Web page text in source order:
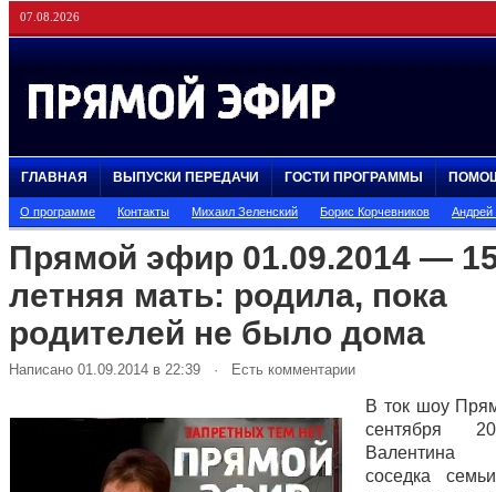
07.08.2026
ГЛАВНАЯ ВЫПУСКИ ПЕРЕДАЧИ ГОСТИ ПРОГРАММЫ
О программе Контакты Михаил Зеленский Борис Корчевников
Прямой эфир 01.09.2014 —
летняя мать: родила, пока
родителей не было дома
Написано 01.09.2014 в 22:39 · Есть комментарии
В ток шоу
сентября
Валентина
соседка